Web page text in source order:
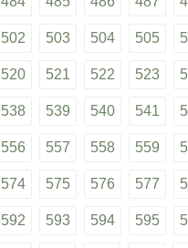
502 503 504 505
520 521 522 523
538 539 540 541
556 557 558 559
574 575 576 577
592 593 594 595